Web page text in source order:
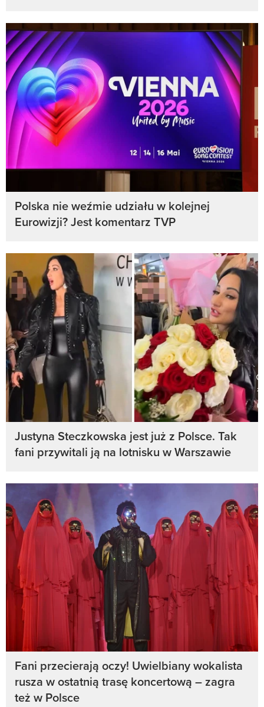
Polska nie weźmie udziału w kolejnej
Eurowizji? Jest komentarz TVP
Justyna Steczkowska jest już z Polsce. Tak
fani przywitali ją na lotnisku w Warszawie
Fani przecierają oczy! Uwielbiany wokalista
rusza w ostatnią trasę koncertową – zagra
też w Polsce